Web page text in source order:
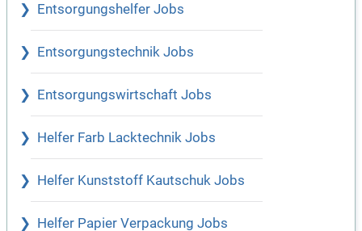
Entsorgungshelfer Jobs
Entsorgungstechnik Jobs
Entsorgungswirtschaft Jobs
Helfer Farb Lacktechnik Jobs
Helfer Kunststoff Kautschuk Jobs
Helfer Papier Verpackung Jobs